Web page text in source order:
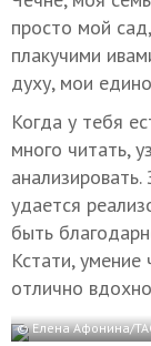
просто мой
плакучими
духу, мои
Когда у тебя
много читать,
удается
быть
Кстати, умение
отлично
© Елена Афонина/